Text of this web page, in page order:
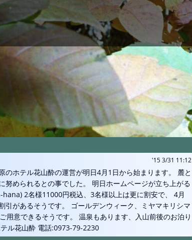
'15 3/31 11:12
のホテル花山酔の運営が明日4月1日から始まります。 麓と
努められるとの事でした。 明日ホームページが立ち上がる
2名様11000円税込、3名様以上は更に割安で、 4月
引があるそうです。 ゴールデンウィーク、ミヤマキリシマ
用意できるそうです。 温泉もあります、入山前後のお泊り
ル花山酔 電話:0973-79-2230